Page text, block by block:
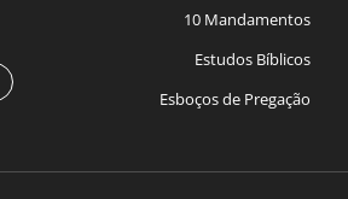
10 Mandamentos
Estudos Bíblicos
Esboços de Pregação